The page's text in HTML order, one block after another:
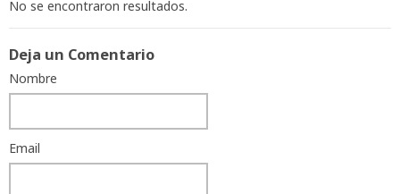
No se encontraron resultados.
Deja un Comentario
Nombre
Email